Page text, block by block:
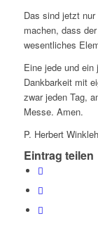
Das sind jetzt
machen, dass
wesentliches
Eine jede und
Dankbarkeit mit
zwar jeden Tag,
Messe. Amen.
P. Herbert
Eintrag teilen